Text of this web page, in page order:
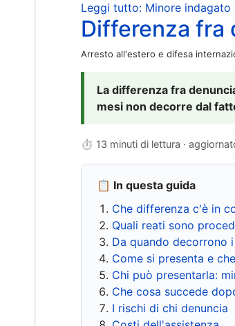
Leggi tutto: Minore
Differenza fra
Arresto all'estero e difesa
La differenza fra
mesi non decorre dal
⏱ 13 minuti di lettura ·
📋 In questa guida
Che differenza c'è in
Quali reati sono
Da quando decorrono
Come si presenta e
Chi può presentarla:
Che cosa succede
I rischi di chi denuncia